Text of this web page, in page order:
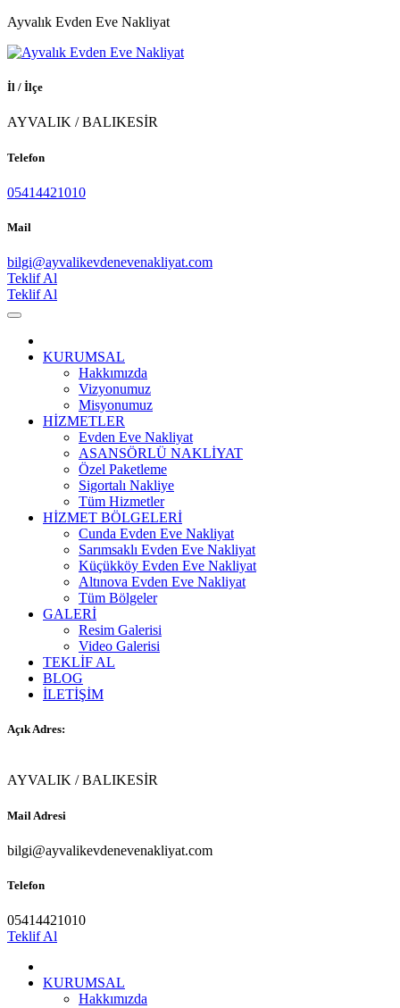
Ayvalık Evden Eve Nakliyat
İl / İlçe
AYVALIK / BALIKESİR
Telefon
05414421010
Mail
bilgi@ayvalikevdenevenakliyat.com
Teklif Al
Teklif Al
KURUMSAL
Hakkımızda
Vizyonumuz
Misyonumuz
HİZMETLER
Evden Eve Nakliyat
ASANSÖRLÜ NAKLİYAT
Özel Paketleme
Sigortalı Nakliye
Tüm Hizmetler
HİZMET BÖLGELERİ
Cunda Evden Eve Nakliyat
Sarımsaklı Evden Eve Nakliyat
Küçükköy Evden Eve Nakliyat
Altınova Evden Eve Nakliyat
Tüm Bölgeler
GALERİ
Resim Galerisi
Video Galerisi
TEKLİF AL
BLOG
İLETİŞİM
Açık Adres:
AYVALIK / BALIKESİR
Mail Adresi
bilgi@ayvalikevdenevenakliyat.com
Telefon
05414421010
Teklif Al
KURUMSAL
Hakkımızda